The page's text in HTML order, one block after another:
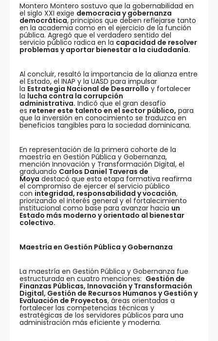
Montero Montero sostuvo que la gobernabilidad en
el siglo XXI exige democracia y gobernanza
democrática, principios que deben reflejarse tanto
en la academia como en el ejercicio de la función
pública. Agregó que el verdadero sentido del
servicio público radica en la capacidad de resolver
problemas y aportar bienestar a la ciudadanía.
Al concluir, resaltó la importancia de la alianza entre
el Estado, el INAP y la UASD para impulsar
la Estrategia Nacional de Desarrollo y fortalecer
la lucha contra la corrupción
administrativa. Indicó que el gran desafío
es retener este talento en el sector público, para
que la inversión en conocimiento se traduzca en
beneficios tangibles para la sociedad dominicana.
En representación de la primera cohorte de la
maestría en Gestión Pública y Gobernanza,
mención Innovación y Transformación Digital, el
graduando Carlos Daniel Taveras de
Moya destacó que esta etapa formativa reafirma
el compromiso de ejercer el servicio público
con integridad, responsabilidad y vocación,
priorizando el interés general y el fortalecimiento
institucional como base para avanzar hacia un
Estado más moderno y orientado al bienestar
colectivo.
Maestría en Gestión Pública y Gobernanza
La maestría en Gestión Pública y Gobernanza fue
estructurada en cuatro menciones: Gestión de
Finanzas Públicas, Innovación y Transformación
Digital, Gestión de Recursos Humanos y Gestión y
Evaluación de Proyectos, áreas orientadas a
fortalecer las competencias técnicas y
estratégicas de los servidores públicos para una
administración más eficiente y moderna.